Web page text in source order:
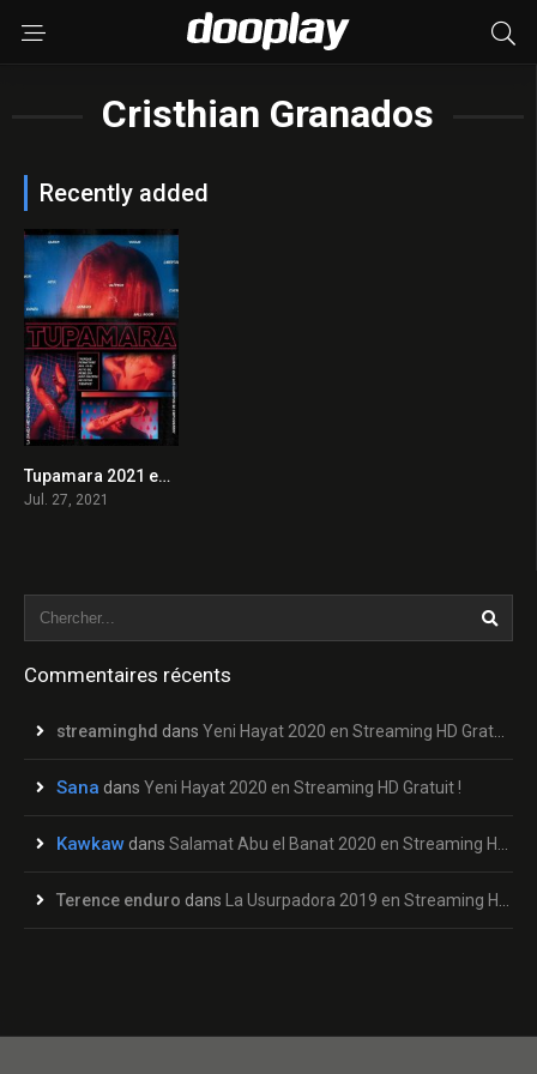
Cristhian Granados
Recently added
0
Tupamara 2021 en Streaming HD Gratuit !
Jul. 27, 2021
Commentaires récents
streaminghd dans Yeni Hayat 2020 en Streaming HD Gratuit !
Sana dans Yeni Hayat 2020 en Streaming HD Gratuit !
Kawkaw dans Salamat Abu el Banat 2020 en Streaming HD Gratuit !
Terence enduro dans La Usurpadora 2019 en Streaming HD Gratuit !